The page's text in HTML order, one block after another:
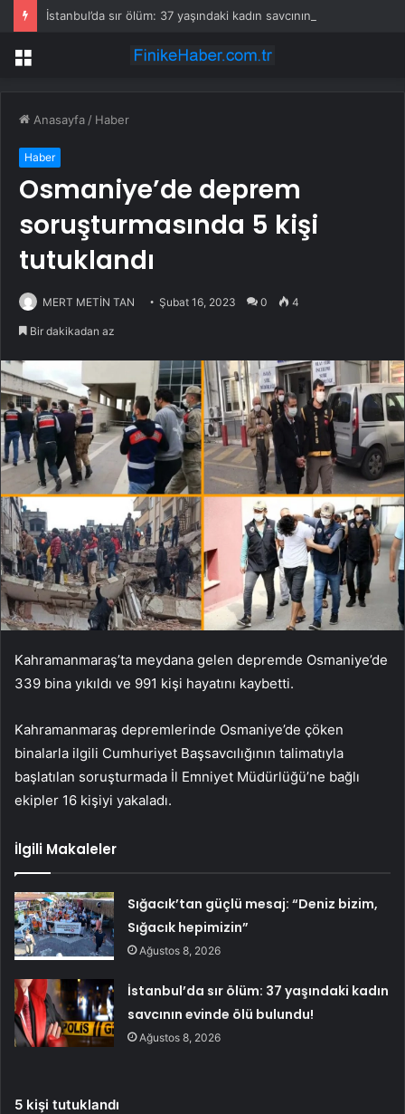
Menü
Anasayfa / Haber
Haber
Osmaniye’de deprem
soruşturmasında 5 kişi
tutuklandı
MERT METİN TAN Şubat 16, 2023 0 4
Bir dakikadan az
Kahramanmaraş’ta meydana gelen depremde Osmaniye’de
339 bina yıkıldı ve 991 kişi hayatını kaybetti.
Kahramanmaraş depremlerinde Osmaniye’de çöken
binalarla ilgili Cumhuriyet Başsavcılığının talimatıyla
başlatılan soruşturmada İl Emniyet Müdürlüğü’ne bağlı
ekipler 16 kişiyi yakaladı.
İlgili Makaleler
Sığacık’tan güçlü mesaj: “Deniz bizim,
Sığacık hepimizin”
Ağustos 8, 2026
İstanbul’da sır ölüm: 37 yaşındaki kadın
savcının evinde ölü bulundu!
Ağustos 8, 2026
5 kişi tutuklandı